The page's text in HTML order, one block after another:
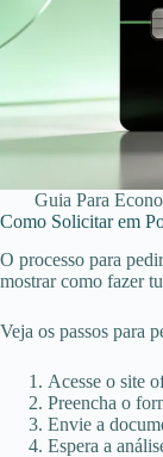
Guia Para
Como Solicitar em
O processo para
mostrar como fazer
Veja os passos para
Acesse o site
Preencha o
Envie a
Espera a